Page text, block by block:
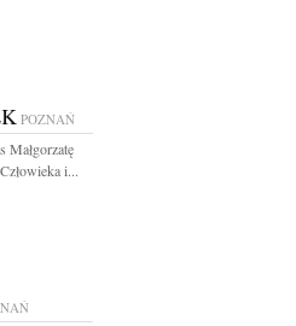
POZNAŃ
Małgorzatę
i...